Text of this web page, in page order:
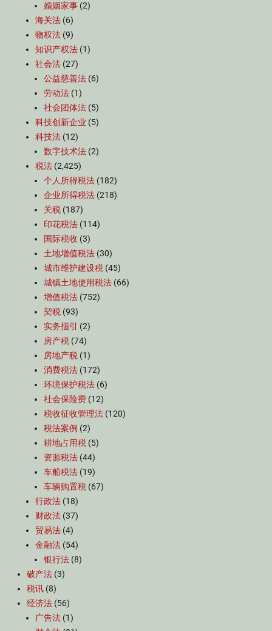
婚姻家事 (2)
海关法 (6)
物权法 (9)
知识产权法 (1)
社会法 (27)
公益慈善法 (6)
劳动法 (1)
社会团体法 (5)
科技创新企业 (5)
科技法 (12)
数字技术法 (2)
税法 (2,425)
个人所得税法 (182)
企业所得税法 (218)
关税 (187)
印花税法 (114)
国际税收 (3)
土地增值税法 (30)
城市维护建设税 (45)
城镇土地使用税法 (66)
增值税法 (752)
契税 (93)
实务指引
(2)
房产税 (74)
房地产税 (1)
消费税法 (172)
环境保护税法 (6)
社会保险费 (12)
税收征收管理法 (120)
税法案例 (2)
耕地占用税 (5)
资源税法 (44)
车船税法 (19)
车辆购置税 (67)
行政法 (18)
财政法 (37)
贸易法 (4)
金融法 (54)
银行法 (8)
破产法 (3)
税讯 (8)
经济法 (56)
广告法 (1)